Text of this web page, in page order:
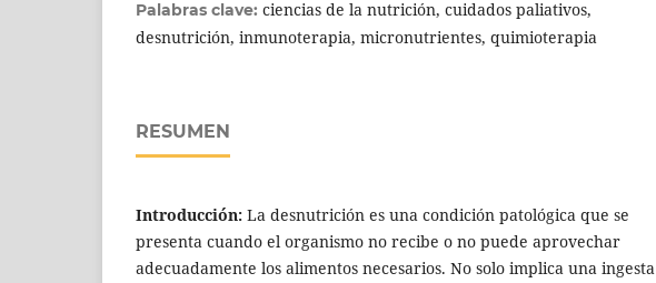
Palabras clave: ciencias de la nutrición, cuidados paliativos,
desnutrición, inmunoterapia, micronutrientes, quimioterapia
RESUMEN
Introducción: La desnutrición es una condición patológica que se
presenta cuando el organismo no recibe o no puede aprovechar
adecuadamente los alimentos necesarios. No solo implica una ingesta